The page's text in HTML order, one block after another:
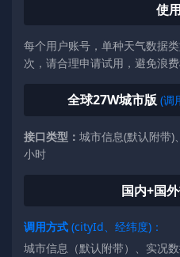
使
每个用户账号，单种天气数据
次，请合理申请试用，避免浪费
全球27W城市版 (调
接口类型： 城市信息(默认附带)
小时
国内+国
调用方式 (cityId、经纬度)：
城市信息（默认附带）、实况